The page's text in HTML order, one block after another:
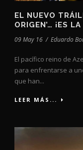
EL NUEVO
ORIGEN’… ¡ES
09 May 16 / Eduardo
El pacífico reino de
para enfrentarse a
que han...
LEER MÁS...